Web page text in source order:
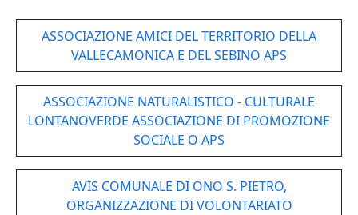
ASSOCIAZIONE AMICI DEL TERRITORIO DELLA
VALLECAMONICA E DEL SEBINO APS
ASSOCIAZIONE NATURALISTICO - CULTURALE
LONTANOVERDE ASSOCIAZIONE DI PROMOZIONE
SOCIALE O APS
AVIS COMUNALE DI ONO S. PIETRO,
ORGANIZZAZIONE DI VOLONTARIATO